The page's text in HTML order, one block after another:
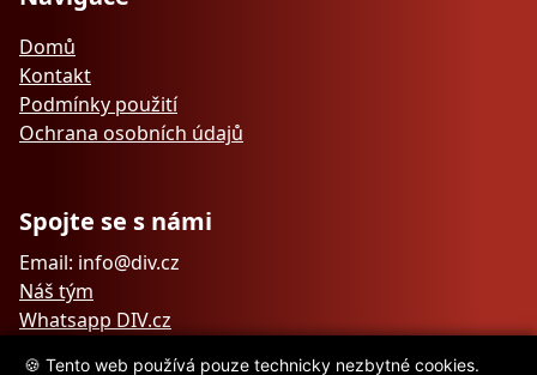
Domů
Kontakt
Podmínky použití
Ochrana osobních údajů
Spojte se s námi
Email: info@div.cz
Náš tým
Whatsapp DIV.cz
🍪 Tento web používá pouze technicky nezbytné cookies.